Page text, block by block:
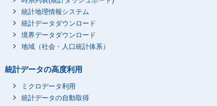
統計地理情報システム
統計データダウンロード
境界データダウンロード
地域（社会・人口統計体系）
統計データの高度利用
ミクロデータ利用
統計データの自動取得